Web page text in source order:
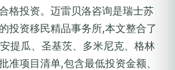
格投资。迈雷贝洛咨询是瑞士苏
投资移民精品事务所,本文整合了
提瓜、圣基茨、多米尼克、格林
准项目清单,包含最低投资金额、